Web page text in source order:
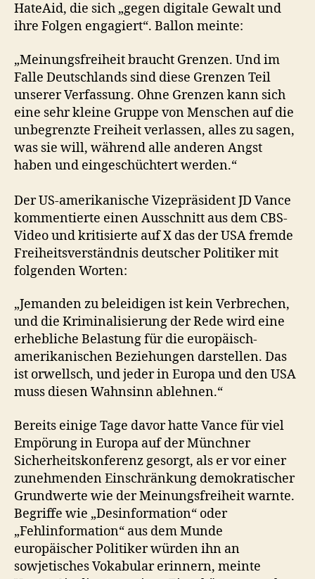
HateAid, die sich „gegen digitale Gewalt und
ihre Folgen engagiert“. Ballon meinte:
„Meinungsfreiheit braucht Grenzen. Und im
Falle Deutschlands sind diese Grenzen Teil
unserer Verfassung. Ohne Grenzen kann sich
eine sehr kleine Gruppe von Menschen auf die
unbegrenzte Freiheit verlassen, alles zu sagen,
was sie will, während alle anderen Angst
haben und eingeschüchtert werden.“
Der US-amerikanische Vizepräsident JD Vance
kommentierte einen Ausschnitt aus dem CBS-
Video und kritisierte auf X das der USA fremde
Freiheitsverständnis deutscher Politiker mit
folgenden Worten:
„Jemanden zu beleidigen ist kein Verbrechen,
und die Kriminalisierung der Rede wird eine
erhebliche Belastung für die europäisch-
amerikanischen Beziehungen darstellen. Das
ist orwellsch, und jeder in Europa und den USA
muss diesen Wahnsinn ablehnen.“
Bereits einige Tage davor hatte Vance für viel
Empörung in Europa auf der Münchner
Sicherheitskonferenz gesorgt, als er vor einer
zunehmenden Einschränkung demokratischer
Grundwerte wie der Meinungsfreiheit warnte.
Begriffe wie „Desinformation“ oder
„Fehlinformation“ aus dem Munde
europäischer Politiker würden ihn an
sowjetisches Vokabular erinnern, meinte